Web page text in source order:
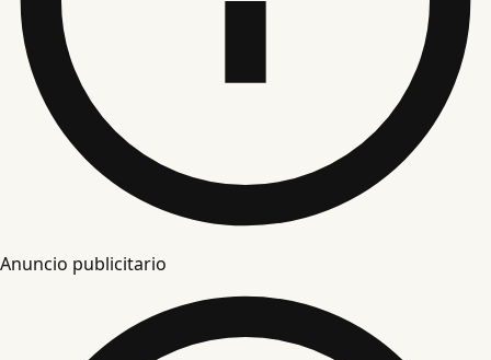
Anuncio publicitario